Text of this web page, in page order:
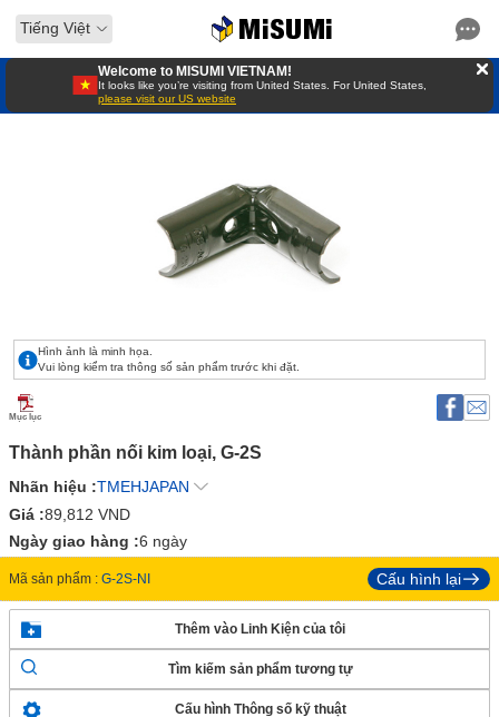
Tiếng Việt
Welcome to MISUMI VIETNAM!
It looks like you’re visiting from United States. For United States,
please visit our US website
Hình ảnh là minh họa.
Vui lòng kiểm tra thông số sản phẩm trước khi đặt.
Mục lục
Thành phần nối kim loại, G-2S
Nhãn hiệu :TMEHJAPAN
Giá :89,812 VND
Ngày giao hàng :6 ngày
Mã sản phẩm : G-2S-NI Cấu hình lại
Thêm vào Linh Kiện của tôi
Tìm kiếm sản phẩm tương tự
Cấu hình Thông số kỹ thuật